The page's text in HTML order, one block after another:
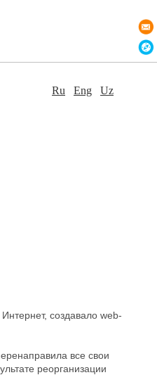
Ru Eng Uz
создавало web-
все свои
реорганизации